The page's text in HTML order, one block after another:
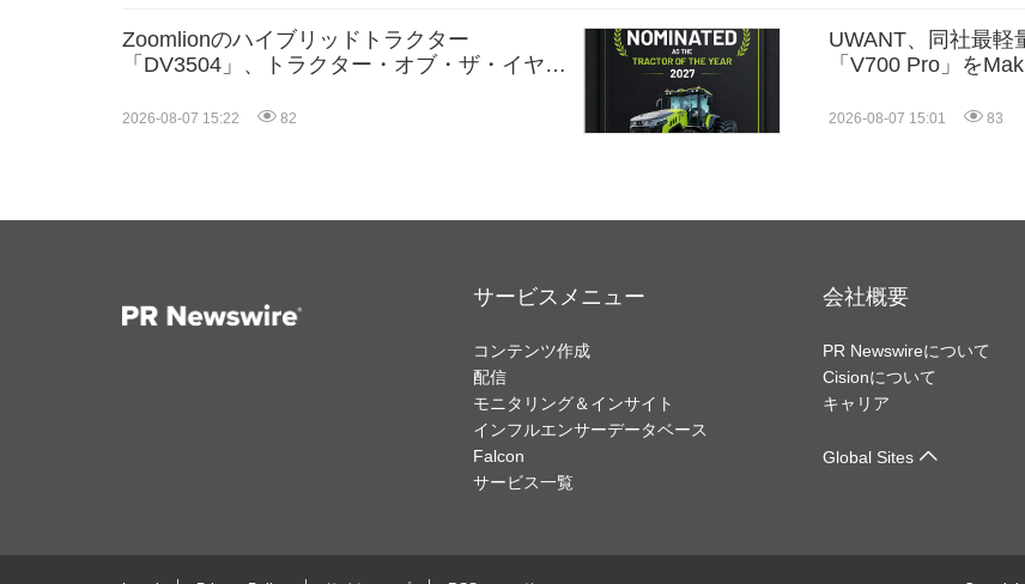
Zoomlionのハイブリッドトラクター
「DV3504」、トラクター・オブ・ザ・イヤー
り、中国製高馬力農業機械分野で画期的成果
2026-08-07 15:22 82
UWANT、同社最軽
「V700 Pro」を
2026-08-07 15:01 83
サービスメニュー
コンテンツ作成
配信
モニタリング＆インサイト
インフルエンサーデータベース
Falcon
サービス一覧
会社概要
PR Newswireについて
Cisionについて
キャリア
Global Sites